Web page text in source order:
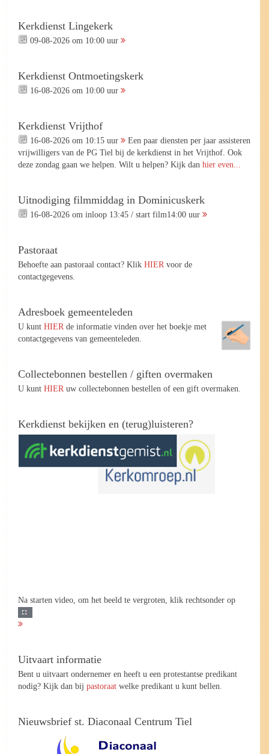
Kerkdienst Lingekerk
09-08-2026 om 10:00 uur
Kerkdienst Ontmoetingskerk
16-08-2026 om 10:00 uur
Kerkdienst Vrijthof
16-08-2026 om 10:15 uur
Een paar diensten per jaar assisteren
vrijwilligers van de PG Tiel bij de kerkdienst in het Vrijthof. Ook
deze zondag gaan we helpen. Wilt u helpen? Kijk dan hier even...
Uitnodiging filmmiddag in Dominicuskerk
16-08-2026 om inloop 13:45 / start film14:00 uur
Pastoraat
Behoefte aan pastoraal contact? Klik HIER voor de
contactgegevens.
Adresboek gemeenteleden
U kunt HIER de informatie vinden over het boekje met
contactgegevens van gemeenteleden.
Collectebonnen bestellen / giften overmaken
U kunt HIER uw collectebonnen bestellen of een gift overmaken.
Kerkdienst bekijken en (terug)luisteren?
Na starten video, om het beeld te vergroten, klik rechtsonder op
Uitvaart informatie
Bent u uitvaart ondernemer en heeft u een protestantse predikant
nodig? Kijk dan bij pastoraat welke predikant u kunt bellen.
Nieuwsbrief st. Diaconaal Centrum Tiel